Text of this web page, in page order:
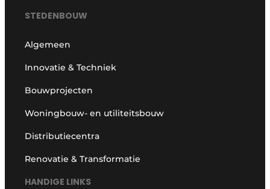
STEDENBOUW
Algemeen
Innovatie & Techniek
Bouwprojecten
Woningbouw- en utiliteitsbouw
Distributiecentra
Renovatie & Transformatie
HANDIGE LINKS